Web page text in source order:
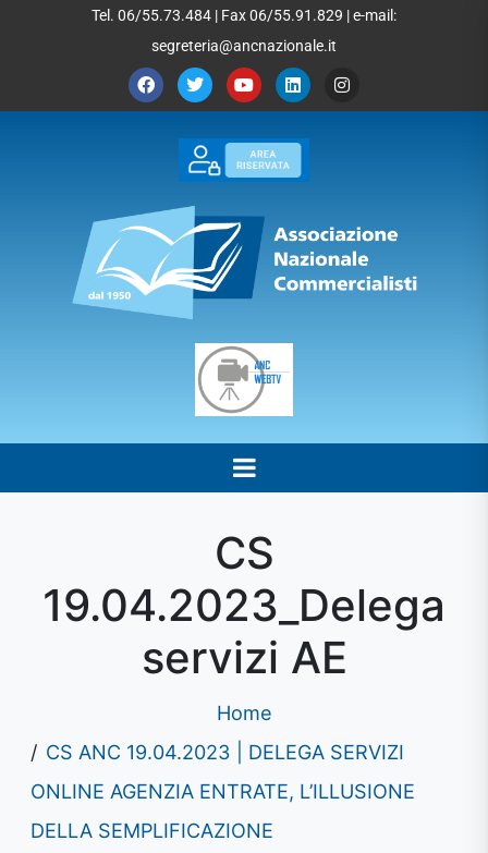
Tel. 06/55.73.484 | Fax 06/55.91.829 | e-mail:
segreteria@ancnazionale.it
CS
19.04.2023_Delega
servizi AE
Home
CS ANC 19.04.2023 | DELEGA SERVIZI
ONLINE AGENZIA ENTRATE, L’ILLUSIONE
DELLA SEMPLIFICAZIONE